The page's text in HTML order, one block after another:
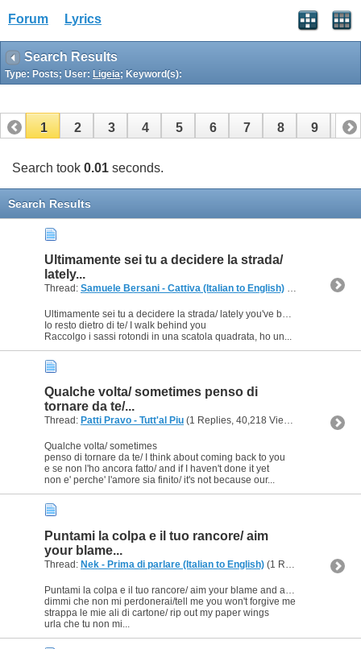
Forum Lyrics
Search Results
Type: Posts; User: Ligeia; Keyword(s):
1 2 3 4 5 6 7 8 9 10
Search took 0.01 seconds.
Search Results
Ultimamente sei tu a decidere la strada/
lately...
Thread: Samuele Bersani - Cattiva (Italian to English)
Ultimamente sei tu a decidere la strada/ lately you've been the one always choosing the way
Io resto dietro di te/ I walk behind you
Raccolgo i sassi rotondi in una scatola quadrata, ho un...
Qualche volta/ sometimes penso di
tornare da te/...
Thread: Patti Pravo - Tutt'al Piu (1 Replies, 40,218 Views) by Ligeia
Qualche volta/ sometimes
penso di tornare da te/ I think about coming back to you
e se non l'ho ancora fatto/ and if I haven't done it yet
non e' perche' l'amore sia finito/ it's not because our...
Puntami la colpa e il tuo rancore/ aim
your blame...
Thread: Nek - Prima di parlare (Italian to English) (1 Replies, 40,529 Views) by
dimmi che non mi perdonerai/tell me you won't forgive me
strappa le mie ali di cartone/ rip out my paper wings
urla che tu non mi...